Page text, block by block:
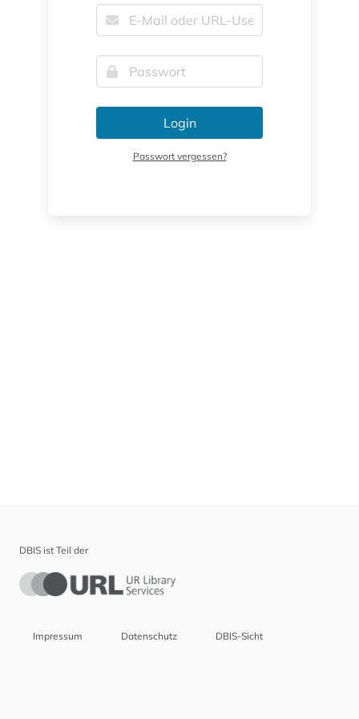
Login
Passwort vergessen?
DBIS ist Teil der
Impressum Datenschutz DBIS-Sicht